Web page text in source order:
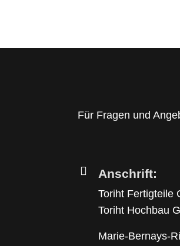
Für Fragen und
Anschrift:
Toriht Fertigteile
Toriht Hochbau
Marie-Bernays-